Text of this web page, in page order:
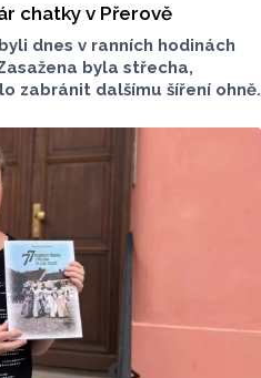
chatky v Přerově
dnes v ranních hodinách
byla střecha,
zabránit dalšímu šíření ohně.